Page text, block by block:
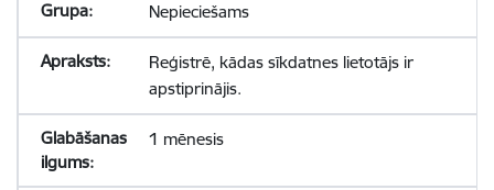
Nepieciešams
Reģistrē, kādas sīkdatnes lietotājs ir
apstiprinājis.
1 mēnesis